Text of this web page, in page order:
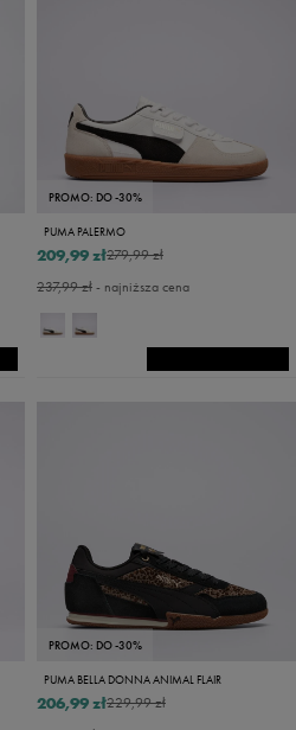
PROMO: DO -30%
PUMA PALERMO
279,99 zł
209,99 zł
237,99 zł- najniższa cena
PROMO: DO -30%
PUMA BELLA DONNA ANIMAL FLAIR
229,99 zł
206,99 zł